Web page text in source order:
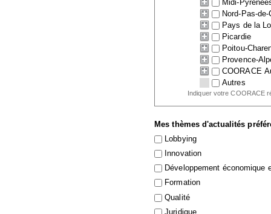
Midi-
Nord-Pas-
Pays de la
Picardie
Poitou-
Provence-
COORACE
Autres
Indiquer votre COORACE
Mes thèmes d'actualités
Lobbying
Innovation
Développement économique
Formation
Qualité
Juridique